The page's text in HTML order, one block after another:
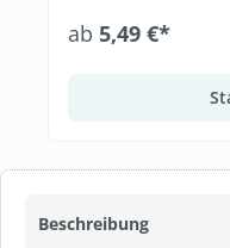
Beschreibung
ab 5,49 €*